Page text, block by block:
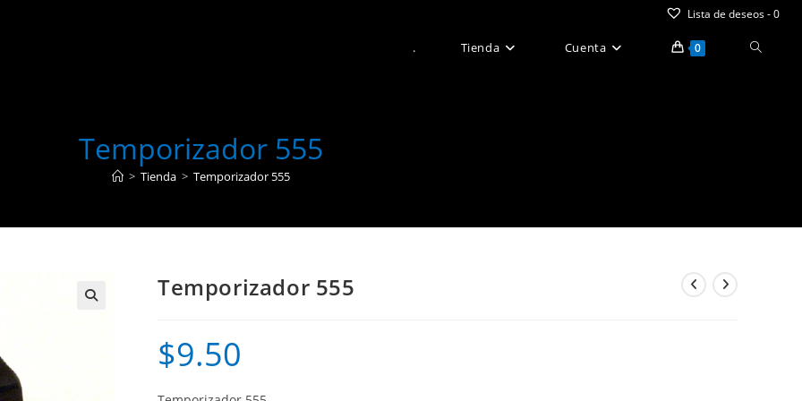
Lista de deseos -0
. Tienda Cuenta 0 Alternar
web
Temporizador 555
> Tienda > Temporizador 555
Temporizador 555
$9.50